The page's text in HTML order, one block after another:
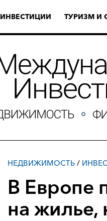
ИНВЕСТИЦИИ ТУРИЗМ И
НЕДВИЖИМОСТЬ /
В Европе
на жилье,